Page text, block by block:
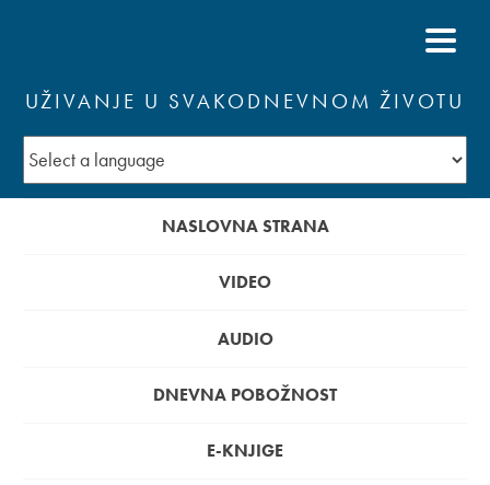
UŽIVANJE U SVAKODNEVNOM ŽIVOTU
NASLOVNA STRANA
VIDEO
AUDIO
DNEVNA POBOŽNOST
E-KNJIGE